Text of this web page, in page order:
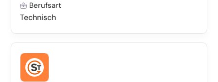
Berufsart
Technisch